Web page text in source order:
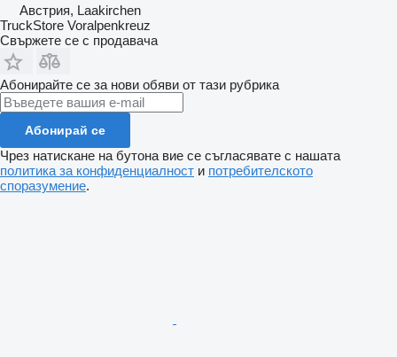
Австрия, Laakirchen
TruckStore Voralpenkreuz
Свържете се с продавача
Абонирайте се за нови обяви от тази рубрика
Абонирай се
Чрез натискане на бутона вие се съгласявате с нашата
политика за конфиденциалност и потребителското
споразумение.